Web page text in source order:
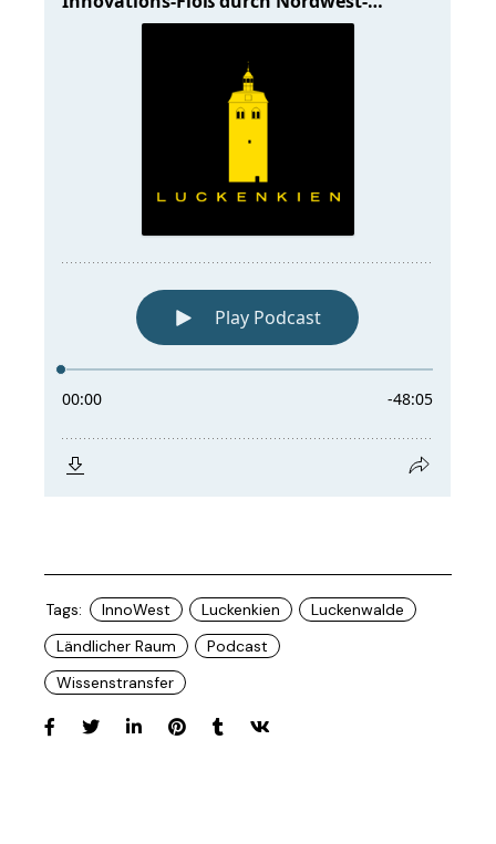
Tags: InnoWest Luckenkien
Luckenwalde
Ländlicher Raum
Podcast
Wissenstransfer